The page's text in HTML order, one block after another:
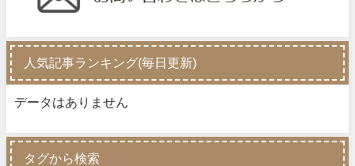
人気記事ランキング(毎日更新)
データはありません
タグから検索